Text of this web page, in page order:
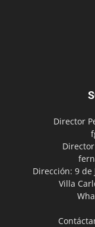
Director
Dirección: 9 de
Villa